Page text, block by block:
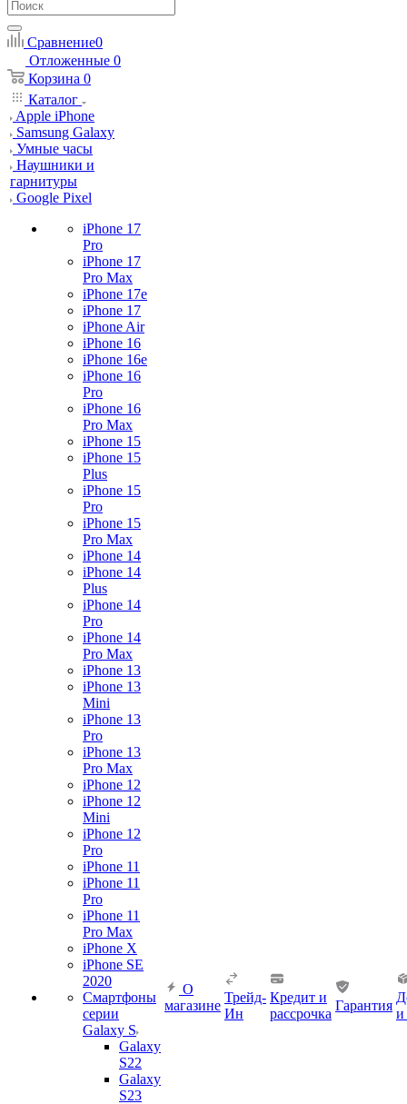
Сравнение0
Отложенные 0
Корзина 0
Каталог
Apple iPhone
Samsung Galaxy
Умные часы
Наушники и
гарнитуры
Google Pixel
iPhone 17
Pro
iPhone 17
Pro Max
iPhone 17e
iPhone 17
iPhone Air
iPhone 16
iPhone 16e
iPhone 16
Pro
iPhone 16
Pro Max
iPhone 15
iPhone 15
Plus
iPhone 15
Pro
iPhone 15
Pro Max
iPhone 14
iPhone 14
Plus
iPhone 14
Pro
iPhone 14
Pro Max
iPhone 13
iPhone 13
Mini
iPhone 13
Pro
iPhone 13
Pro Max
iPhone 12
iPhone 12
Mini
iPhone 12
Pro
iPhone 11
iPhone 11
Pro
iPhone 11
Pro Max
iPhone X
iPhone SE
2020
Смартфоны
серии
Galaxy S
Galaxy
S22
Galaxy
S23
О
магазине
Трейд-
Ин
Кредит и
рассрочка
Гарантия
и